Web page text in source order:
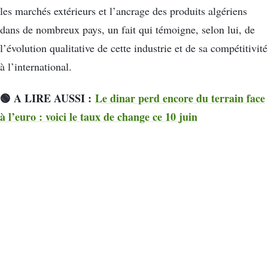
les marchés extérieurs et l’ancrage des produits algériens
dans de nombreux pays, un fait qui témoigne, selon lui, de
l’évolution qualitative de cette industrie et de sa compétitivité
à l’international.
🟢 A LIRE AUSSI : Le dinar perd encore du terrain face
à l’euro : voici le taux de change ce 10 juin